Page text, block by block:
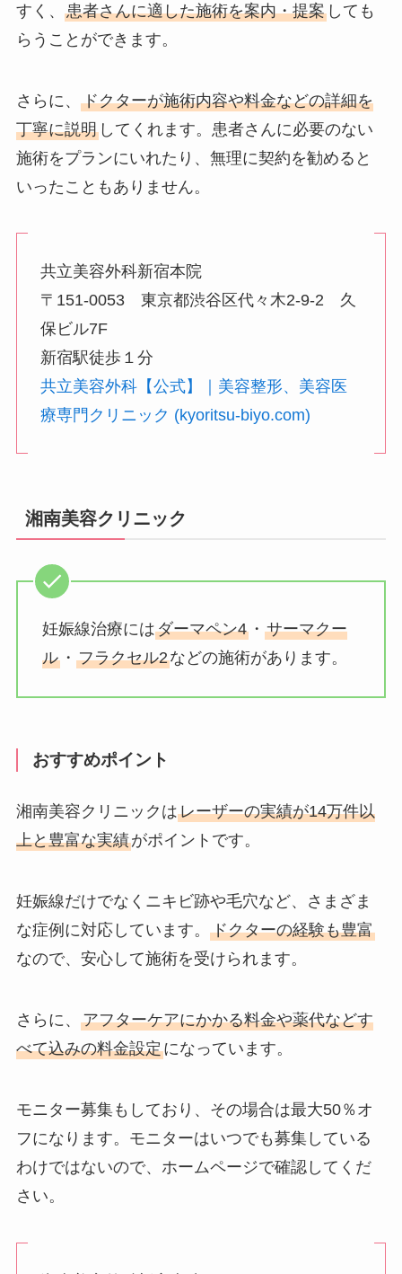
すく、 患者さんに適した施術を案内・提案しても
らうことができます。
さらに、 ドクターが施術内容や料金などの詳細を
丁寧に説明してくれます。患者さんに必要のない
施術をプランにいれたり、無理に契約を勧めると
いったこともありません。
共立美容外科新宿本院
〒151-0053 東京都渋谷区代々木2-9-2 久
保ビル7F
新宿駅徒歩１分
共立美容外科【公式】｜美容整形、美容医
療専門クリニック (kyoritsu-biyo.com)
湘南美容クリニック
妊娠線治療にはダーマペン4・ サーマクー
ル・ フラクセル2などの施術があります。
おすすめポイント
湘南美容クリニックはレーザーの実績が14万件以
上と豊富な実績がポイントです。
妊娠線だけでなくニキビ跡や毛穴など、さまざま
な症例に対応しています。 ドクターの経験も豊富
なので、安心して施術を受けられます。
さらに、 アフターケアにかかる料金や薬代などす
べて込みの料金設定になっています。
モニター募集もしており、その場合は最大50％オ
フになります。モニターはいつでも募集している
わけではないので、ホームページで確認してくだ
さい。